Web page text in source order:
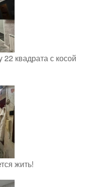
квадрата с косой
жить!